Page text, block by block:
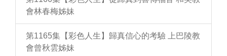
會林春梅姊妹
第1165集【彩色人生】歸真信心的考驗 上巴陵教
會曾秋雲姊妹